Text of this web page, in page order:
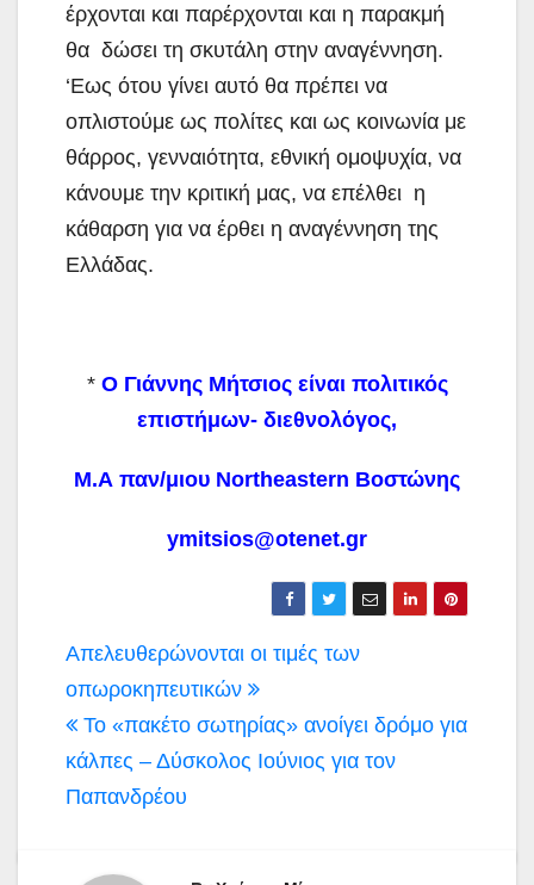
έρχονται και παρέρχονται και η παρακμή
θα δώσει τη σκυτάλη στην αναγέννηση.
‘Εως ότου γίνει αυτό θα πρέπει να
οπλιστούμε ως πολίτες και ως κοινωνία με
θάρρος, γενναιότητα, εθνική ομοψυχία, να
κάνουμε την κριτική μας, να επέλθει η
κάθαρση για να έρθει η αναγέννηση της
Ελλάδας.
* O Γιάννης Μήτσιος είναι πολιτικός
επιστήμων- διεθνολόγος,
Μ.Α παν/μιου Northeastern Βοστώνης
ymitsios@otenet.gr
Πλοήγηση
άρθρων
Απελευθερώνονται οι τιμές των
οπωροκηπευτικών
Το «πακέτο σωτηρίας» ανοίγει δρόμο για
κάλπες – Δύσκολος Ιούνιος για τον
Παπανδρέου